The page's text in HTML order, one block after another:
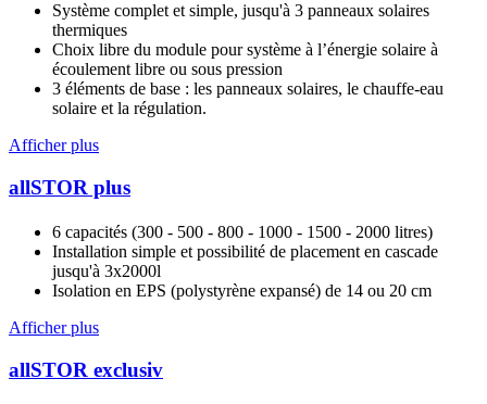
Système complet et simple, jusqu'à 3 panneaux solaires
thermiques
Choix libre du module pour système à l’énergie solaire à
écoulement libre ou sous pression
3 éléments de base : les panneaux solaires, le chauffe-eau
solaire et la régulation.
Afficher plus
allSTOR plus
6 capacités (300 - 500 - 800 - 1000 - 1500 - 2000 litres)
Installation simple et possibilité de placement en cascade
jusqu'à 3x2000l
Isolation en EPS (polystyrène expansé) de 14 ou 20 cm
Afficher plus
allSTOR exclusiv